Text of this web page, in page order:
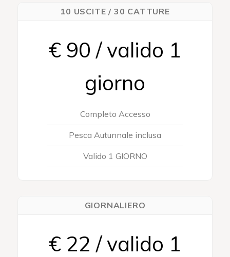
10 USCITE / 30 CATTURE
€ 90 / valido 1
giorno
Completo Accesso
Pesca Autunnale inclusa
Valido 1 GIORNO
GIORNALIERO
€ 22 / valido 1